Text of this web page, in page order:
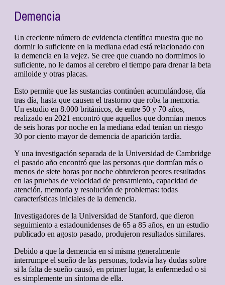
Demencia
Un creciente número de evidencia científica muestra que no
dormir lo suficiente en la mediana edad está relacionado con
la demencia en la vejez. Se cree que cuando no dormimos lo
suficiente, no le damos al cerebro el tiempo para drenar la beta
amiloide y otras placas.
Esto permite que las sustancias continúen acumulándose, día
tras día, hasta que causen el trastorno que roba la memoria.
Un estudio en 8.000 británicos, de entre 50 y 70 años,
realizado en 2021 encontró que aquellos que dormían menos
de seis horas por noche en la mediana edad tenían un riesgo
30 por ciento mayor de demencia de aparición tardía.
Y una investigación separada de la Universidad de Cambridge
el pasado año encontró que las personas que dormían más o
menos de siete horas por noche obtuvieron peores resultados
en las pruebas de velocidad de pensamiento, capacidad de
atención, memoria y resolución de problemas: todas
características iniciales de la demencia.
Investigadores de la Universidad de Stanford, que dieron
seguimiento a estadounidenses de 65 a 85 años, en un estudio
publicado en agosto pasado, produjeron resultados similares.
Debido a que la demencia en sí misma generalmente
interrumpe el sueño de las personas, todavía hay dudas sobre
si la falta de sueño causó, en primer lugar, la enfermedad o si
es simplemente un síntoma de ella.